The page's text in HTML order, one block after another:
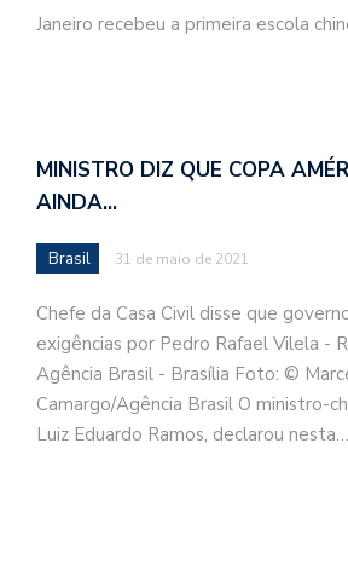
Janeiro recebeu a primeira escola
MINISTRO DIZ QUE COPA
AINDA…
Brasil 31 de maio de 2021
Chefe da Casa Civil disse que
exigências por Pedro Rafael Vilela -
Agência Brasil - Brasília Foto: ©
Camargo/Agência Brasil O ministro-
Luiz Eduardo Ramos, declarou nesta…